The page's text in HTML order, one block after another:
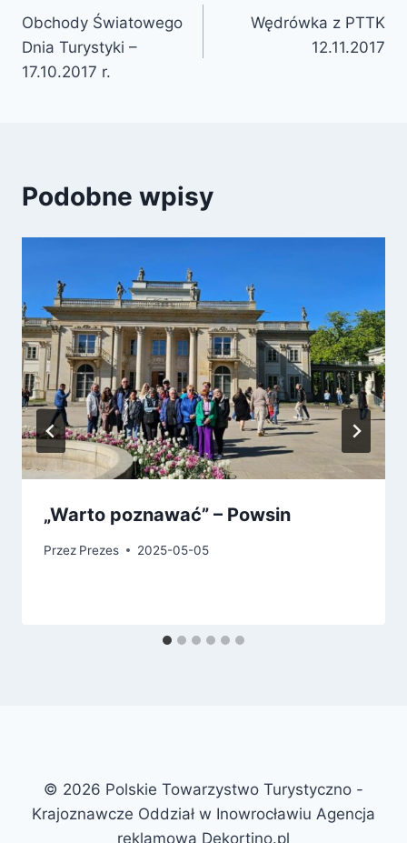
Obchody Światowego
Dnia Turystyki –
17.10.2017 r.
Wędrówka z PTTK
12.11.2017
Podobne wpisy
„Warto poznawać” – Powsin
Przez Prezes 2025-05-05
© 2026 Polskie Towarzystwo Turystyczno -
Krajoznawcze Oddział w Inowrocławiu Agencja
reklamowa Dekortino.pl